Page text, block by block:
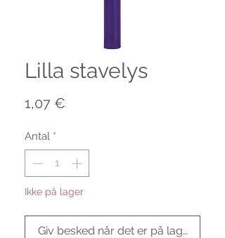
Lilla stavelys
1,07 €
Antal *
Ikke på lager
Giv besked når det er på lager